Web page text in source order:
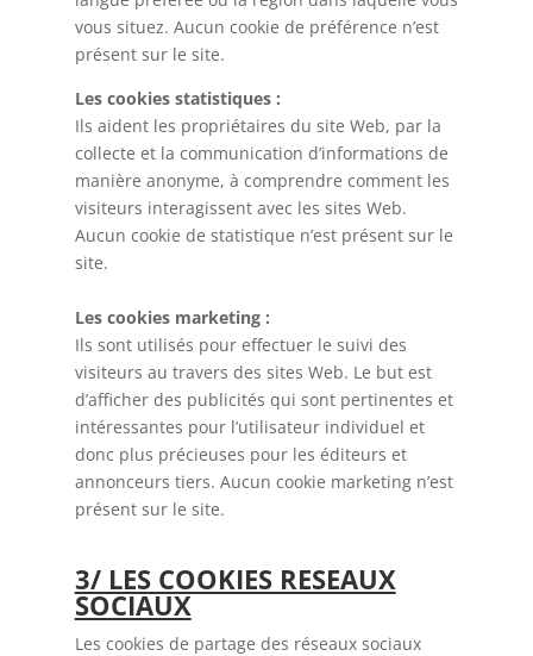
vous situez. Aucun cookie de préférence n’est
présent sur le site.
Les cookies statistiques :
Ils aident les propriétaires du site Web, par la
collecte et la communication d’informations de
manière anonyme, à comprendre comment les
visiteurs interagissent avec les sites Web.
Aucun cookie de statistique n’est présent sur le
site.
Les cookies marketing :
Ils sont utilisés pour effectuer le suivi des
visiteurs au travers des sites Web. Le but est
d’afficher des publicités qui sont pertinentes et
intéressantes pour l’utilisateur individuel et
donc plus précieuses pour les éditeurs et
annonceurs tiers. Aucun cookie marketing n’est
présent sur le site.
3/ LES COOKIES RESEAUX
SOCIAUX
Les cookies de partage des réseaux sociaux